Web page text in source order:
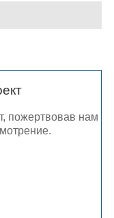
пожертвовав нам